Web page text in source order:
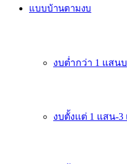
แบบบ้านตามงบ
งบต่ำกว่า 1 แสน
งบตั้งเเต่ 1 แสน-3